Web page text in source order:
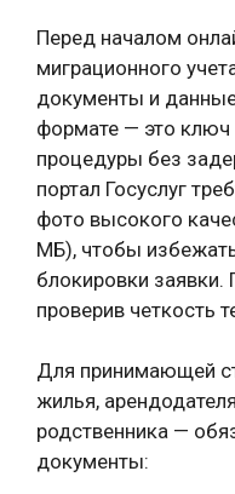
Перед началом
миграционного
документы и
формате — это
процедуры без
портал Госуслуг
фото высокого
МБ), чтобы
блокировки заявки.
проверив четкость
Для принимающей
жилья,
родственника —
документы: